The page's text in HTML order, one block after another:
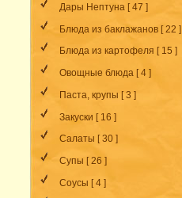
Дары Нептуна [ 47 ]
Блюда из баклажанов[ 22 ]
Блюда из картофеля [ 15 ]
Овощные блюда[ 4 ]
Паста, крупы [ 3 ]
Закуски [ 16 ]
Салаты [ 30 ]
Супы [ 26 ]
Соусы [ 4 ]